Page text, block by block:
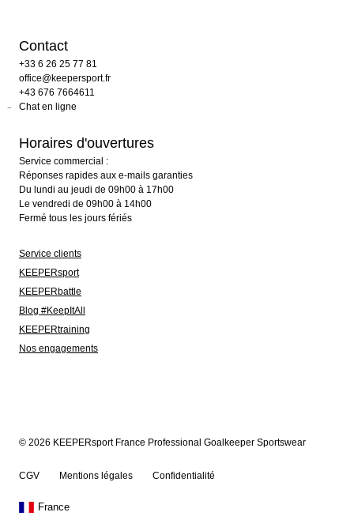
Contact
+33 6 26 25 77 81
office@keepersport.fr
+43 676 7664611
Chat en ligne
Horaires d'ouvertures
Service commercial :
Réponses rapides aux e-mails garanties
Du lundi au jeudi de 09h00 à 17h00
Le vendredi de 09h00 à 14h00
Fermé tous les jours fériés
Service clients
KEEPERsport
KEEPERbattle
Blog #KeepItAll
KEEPERtraining
Nos engagements
© 2026 KEEPERsport France Professional Goalkeeper Sportswear
CGV Mentions légales Confidentialité
France